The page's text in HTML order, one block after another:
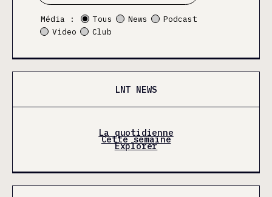
Média : Tous News
Podcast
Video
Club
LNT NEWS
La quotidienne
Cette semaine
Explorer